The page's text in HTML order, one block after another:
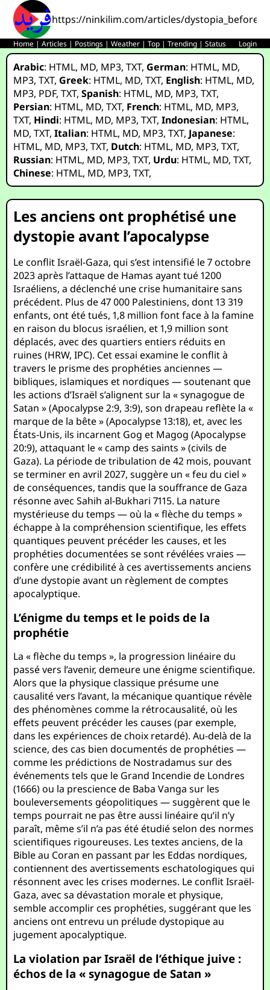
https://ninkilim.com/articles/
Home |Articles | Postings |Weather |Top |Trending |Status Login
Arabic: HTML, MD, MP3,TXT, German: HTML, MD,
MP3,TXT, Greek: HTML, MD,TXT, English: HTML, MD,
MP3, PDF,TXT,Spanish: HTML, MD, MP3,TXT,
Persian: HTML, MD,TXT, French: HTML, MD, MP3,
TXT, Hindi: HTML, MD, MP3,TXT,Indonesian: HTML,
MD,TXT,Italian: HTML, MD, MP3,TXT, Japanese:
HTML, MD, MP3,TXT, Dutch: HTML, MD, MP3,TXT,
Russian: HTML, MD, MP3,TXT, Urdu: HTML, MD,TXT,
Chinese: HTML, MD, MP3,TXT,
Les anciens ont prophétisé une
dystopie avant l’apocalypse
Le conflit Israël-Gaza, qui s’est intensifié le 7 octobre
2023 après l’attaque de Hamas ayant tué 1200
Israéliens, a déclenché une crise humanitaire sans
précédent. Plus de 47 000 Palestiniens, dont 13 319
enfants, ont été tués, 1,8 million font face à la famine
en raison du blocus israélien, et 1,9 million sont
déplacés, avec des quartiers entiers réduits en
ruines (HRW, IPC). Cet essai examine le conflit à
travers le prisme des prophéties anciennes —
bibliques, islamiques et nordiques — soutenant que
les actions d’Israël s’alignent sur la « synagogue de
Satan » (Apocalypse 2:9, 3:9), son drapeau reflète la «
marque de la bête » (Apocalypse 13:18), et, avec les
États-Unis, ils incarnent Gog et Magog (Apocalypse
20:9), attaquant le « camp des saints » (civils de
Gaza). La période de tribulation de 42 mois, pouvant
se terminer en avril 2027, suggère un « feu du ciel »
de conséquences, tandis que la souffrance de Gaza
résonne avec Sahih al-Bukhari 7115. La nature
mystérieuse du temps — où la « flèche du temps »
échappe à la compréhension scientifique, les effets
quantiques peuvent précéder les causes, et les
prophéties documentées se sont révélées vraies —
confère une crédibilité à ces avertissements anciens
d’une dystopie avant un règlement de comptes
apocalyptique.
L’énigme du temps et le poids de la
prophétie
La « flèche du temps », la progression linéaire du
passé vers l’avenir, demeure une énigme scientifique.
Alors que la physique classique présume une
causalité vers l’avant, la mécanique quantique révèle
des phénomènes comme la rétrocausalité, où les
effets peuvent précéder les causes (par exemple,
dans les expériences de choix retardé). Au-delà de la
science, des cas bien documentés de prophéties —
comme les prédictions de Nostradamus sur des
événements tels que le Grand Incendie de Londres
(1666) ou la prescience de Baba Vanga sur les
bouleversements géopolitiques — suggèrent que le
temps pourrait ne pas être aussi linéaire qu’il n’y
paraît, même s’il n’a pas été étudié selon des normes
scientifiques rigoureuses. Les textes anciens, de la
Bible au Coran en passant par les Eddas nordiques,
contiennent des avertissements eschatologiques qui
résonnent avec les crises modernes. Le conflit Israël-
Gaza, avec sa dévastation morale et physique,
semble accomplir ces prophéties, suggérant que les
anciens ont entrevu un prélude dystopique au
jugement apocalyptique.
La violation par Israël de l’éthique juive :
échos de la « synagogue de Satan »